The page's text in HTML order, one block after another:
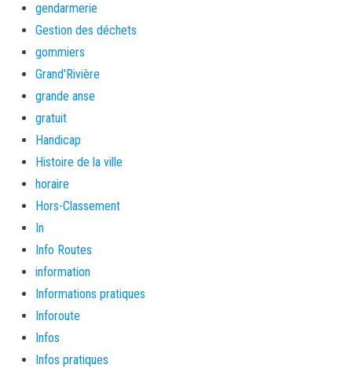
gendarmerie
Gestion des déchets
gommiers
Grand'Rivière
grande anse
gratuit
Handicap
Histoire de la ville
horaire
Hors-Classement
In
Info Routes
information
Informations pratiques
Inforoute
Infos
Infos pratiques